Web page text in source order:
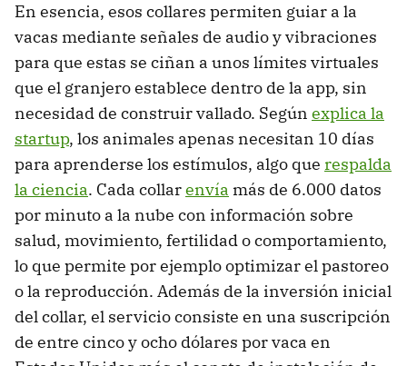
En esencia, esos collares permiten guiar a la
vacas mediante señales de audio y vibraciones
para que estas se ciñan a unos límites virtuales
que el granjero establece dentro de la app, sin
necesidad de construir vallado. Según explica la
startup, los animales apenas necesitan 10 días
para aprenderse los estímulos, algo que respalda
la ciencia. Cada collarenvía más de 6.000 datos
por minuto a la nube con información sobre
salud, movimiento, fertilidad o comportamiento,
lo que permite por ejemplo optimizar el pastoreo
o la reproducción. Además de la inversión inicial
del collar, el servicio consiste en una suscripción
de entre cinco y ocho dólares por vaca en